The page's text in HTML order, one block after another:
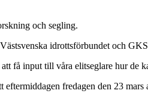
och segling.
idrottsförbundet och
få input till våra elitseglare hur de
eftermiddagen fredagen den 23